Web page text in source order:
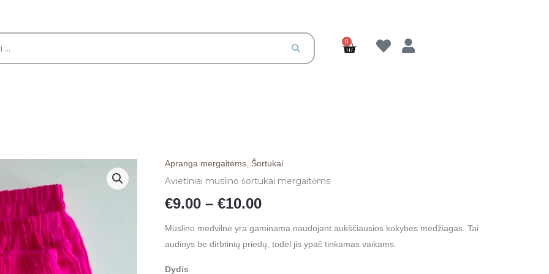
0 Cart
Apranga mergaitėms, Šortukai
Avietiniai muslino šortukai mergaitėms
€9.00 – €10.00
Kaina
range:
€9.00
through
Muslino medvilnė yra gaminama naudojant aukščiausios kokybės medžiagas. Tai
audinys be dirbtinių priedų, todėl jis ypač tinkamas vaikams.
Dydis
produkto
kiekis:
Avietiniai
šortukai
mergaitėms